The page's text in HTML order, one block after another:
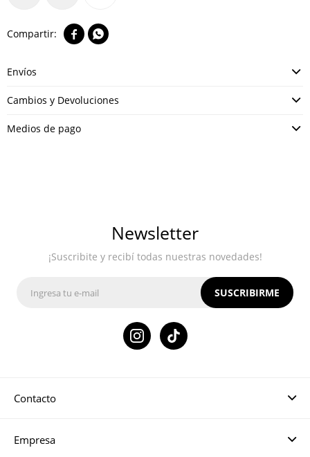
 
Envíos
Cambios y Devoluciones
Medios de pago
Contacto
Empresa
Newsletter
¡Suscribite y recibí todas nuestras novedades!
SUSCRIBIRME
